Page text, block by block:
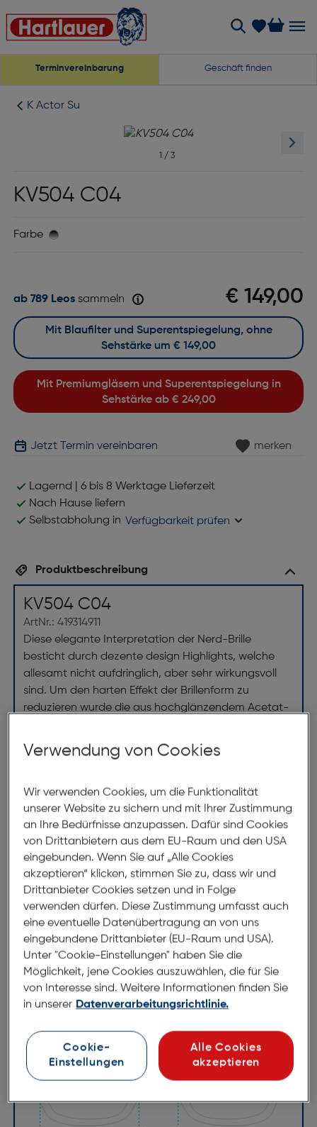
Terminvereinbarung Geschäft finden
K Actor Su
1 / 3
KV504 C04
Farbe
€ 149,00
ab 789 Leossammeln
Mit Premiumgläsern und Superentspiegelung in
Sehstärke ab € 249,00
Mit Blaufilter und Superentspiegelung, ohne
Sehstärke um € 149,00
Jetzt Termin vereinbaren merken
Lagernd | 6 bis 8 Werktage Lieferzeit
Nach Hause liefern
Selbstabholung in Verfügbarkeit prüfen
Produktbeschreibung
KV504 C04
ArtNr.: 419314911
Diese elegante Interpretation der Nerd-Brille
besticht durch dezente design Highlights, welche
allesamt nicht aufdringlich, aber sehr wirkungsvoll
sind. Um den harten Effekt der Brillenform zu
reduzieren wurde die aus hochglänzendem Acetat-
Farbschichten hergestellt, wobei die hellen Elemente
dieser Struktur innenseitig angeordnet sind. Dieses
natürliche und lebendige Note die sich an das
Gesicht der Trägerin anpasst.
Abmessungen
Brillenbreite: 127mm
Steg:16mm
Glasbreite:49mm
Bügellänge:140mm
(individuell ausrichtbar)
Verwendung von Cookies
Wir verwenden Cookies, um die Funktionalität
unserer Website zu sichern und mit Ihrer Zustimmung
an Ihre Bedürfnisse anzupassen. Dafür sind Cookies
von Drittanbietern aus dem EU-Raum und den USA
eingebunden. Wenn Sie auf „Alle Cookies
akzeptieren“ klicken, stimmen Sie zu, dass wir und
Drittanbieter Cookies setzen und in Folge
verwenden dürfen. Diese Zustimmung umfasst auch
eine eventuelle Datenübertragung an von uns
eingebundene Drittanbieter (EU-Raum und USA).
Unter "Cookie-Einstellungen" haben Sie die
Möglichkeit, jene Cookies auszuwählen, die für Sie
von Interesse sind. Weitere Informationen finden Sie
in unserer Datenverarbeitungsrichtlinie.
Cookie-
Einstellungen
Alle Cookies
akzeptieren